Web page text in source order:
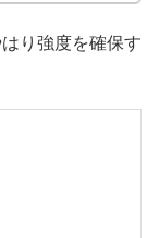
り強度を確保す